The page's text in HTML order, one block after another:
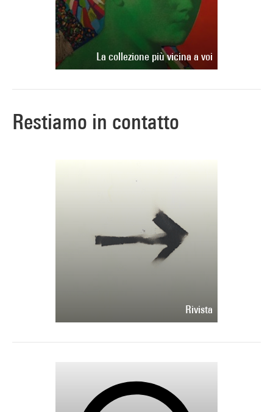
La collezione più vicina a voi
Restiamo in contatto
Rivista